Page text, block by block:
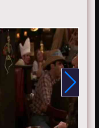
на сайте